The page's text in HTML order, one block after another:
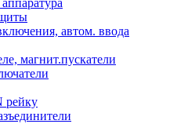
автом. ввода
магнит.пускатели
рейку